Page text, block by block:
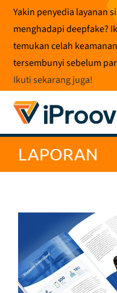
Loncat
konten
Yakin penyedia layanan
menghadapi deepfake?
temukan celah
tersembunyi sebelum
Ikuti sekarang juga!
LAPORAN